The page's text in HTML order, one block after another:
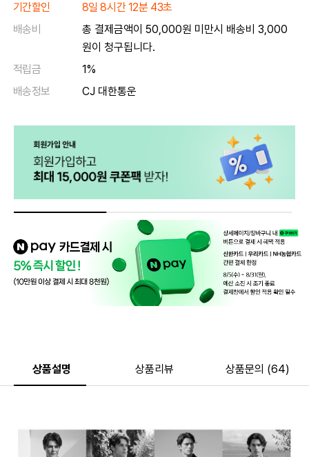
기간할인
8일 8시간 12분 43초
배송비
총 결제금액이 50,000원 미만시 배송비 3,000
원이 청구됩니다.
적립금
1%
배송정보
CJ 대한통운
상품설명 상품리뷰 상품문의 (64)